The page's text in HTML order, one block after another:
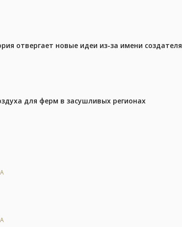
отвергает новые идеи из-за имени создателя
для ферм в засушливых регионах